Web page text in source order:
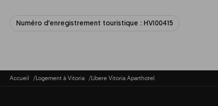
Numéro d'enregistrement touristique : HVI00415
Accueil Logement à Vitoria Líbere Vitoria Aparthotel